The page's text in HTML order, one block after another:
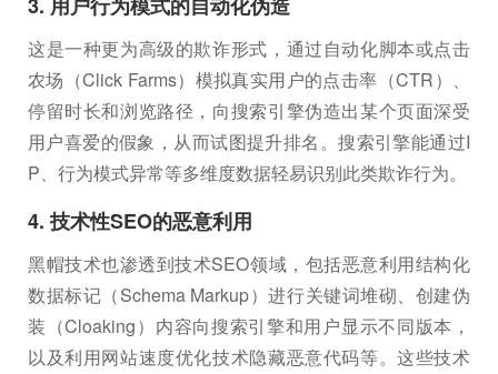
这是一种更为高级的欺诈形式，通过自动化脚本或点击
农场（Click Farms）模拟真实用户的点击率（CTR）、
停留时长和浏览路径，向搜索引擎伪造出某个页面深受
用户喜爱的假象，从而试图提升排名。搜索引擎能通过I
P、行为模式异常等多维度数据轻易识别此类欺诈行为。
4. 技术性SEO的恶意利用
黑帽技术也渗透到技术SEO领域，包括恶意利用结构化
数据标记（Schema Markup）进行关键词堆砌、创建伪
装（Cloaking）内容向搜索引擎和用户显示不同版本，
以及利用网站速度优化技术隐藏恶意代码等。这些技术